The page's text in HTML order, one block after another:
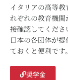
イタリアの高等
れぞれの教育機
接確認してくださ
日本の各団体が
ておくと便利です。
奨学金